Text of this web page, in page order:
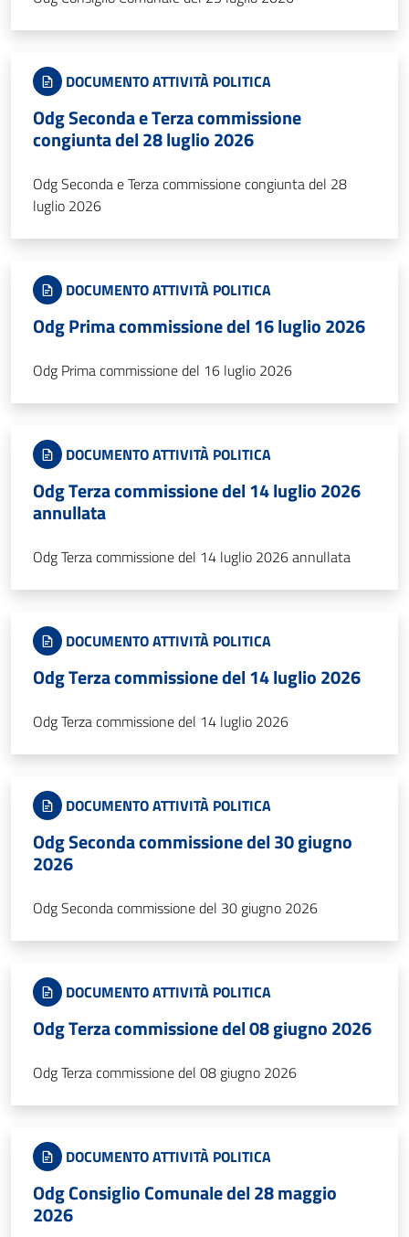
DOCUMENTO ATTIVITÀ POLITICA
Odg Seconda e Terza commissione
congiunta del 28 luglio 2026
Odg Seconda e Terza commissione congiunta del 28
luglio 2026
DOCUMENTO ATTIVITÀ POLITICA
Odg Prima commissione del 16 luglio 2026
Odg Prima commissione del 16 luglio 2026
DOCUMENTO ATTIVITÀ POLITICA
Odg Terza commissione del 14 luglio 2026
annullata
Odg Terza commissione del 14 luglio 2026 annullata
DOCUMENTO ATTIVITÀ POLITICA
Odg Terza commissione del 14 luglio 2026
Odg Terza commissione del 14 luglio 2026
DOCUMENTO ATTIVITÀ POLITICA
Odg Seconda commissione del 30 giugno
2026
Odg Seconda commissione del 30 giugno 2026
DOCUMENTO ATTIVITÀ POLITICA
Odg Terza commissione del 08 giugno 2026
Odg Terza commissione del 08 giugno 2026
DOCUMENTO ATTIVITÀ POLITICA
Odg Consiglio Comunale del 28 maggio
2026